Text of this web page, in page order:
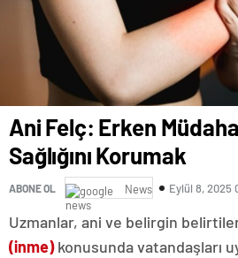
Ani Felç: Erken
Sağlığını Korumak
ABONE OL News Eylül 8, 2025
Uzmanlar, ani ve belirgin
(inme)konusunda vatandaşları